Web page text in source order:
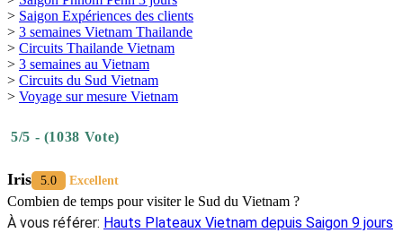
> Hôtels 3 étoiles à Saigon
> Hôtels 4 étoiles à Saigon
> Hôtels 5 étoiles à Saigon
Cefood tour à moto à Ho Chi Minh Ville
bonheur et de découvertes. Entre les saveurs incroyables, la bonne
humeur des habitants et l’énergie vibrante de Saigon, j’ai vraiment
Chaque arrêt m’a raconté une histoire, chaque plat m’a fait sourire et
savourer un peu plus l’âme de Saïgon. Merci mille fois à
m’avoir guidé dans cette aventure gourmande ! Si vous voulez, vous
aussi, explorer Saigon à travers ses saveurs et ses motos, foncez et
laissez-vous surprendre par cette expérience unique et inoubliable.